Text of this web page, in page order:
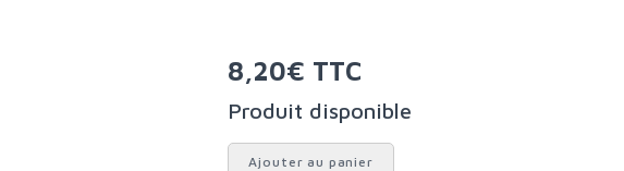
8,20€ TTC
Produit disponible
Ajouter au panier